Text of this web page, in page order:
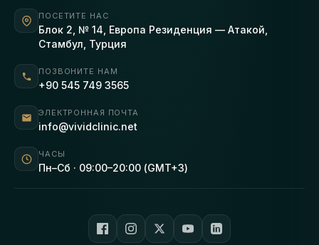
ПОСЕТИТЕ НАС
Блок 2, № 14, Европа Резиденция — Атакой,
Стамбул, Турция
ПОЗВОНИТЕ НАМ
+90 545 749 3565
ЭЛЕКТРОННАЯ ПОЧТА
info@vividclinic.net
ЧАСЫ
Пн–Сб · 09:00–20:00 (GMT+3)